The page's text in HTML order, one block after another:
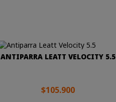
ANTIPARRA LEATT VELOCITY 5.5
$105.900